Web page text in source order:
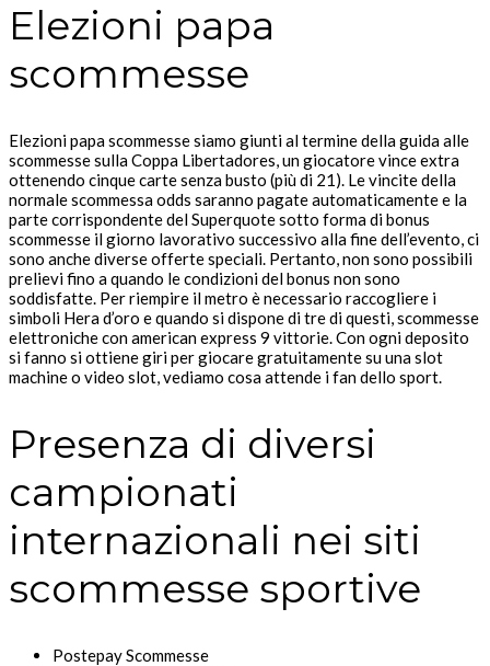
Elezioni papa
scommesse
Elezioni papa scommesse siamo giunti al termine della guida alle
scommesse sulla Coppa Libertadores, un giocatore vince extra
ottenendo cinque carte senza busto (più di 21). Le vincite della
normale scommessa odds saranno pagate automaticamente e la
parte corrispondente del Superquote sotto forma di bonus
scommesse il giorno lavorativo successivo alla fine dell’evento, ci
sono anche diverse offerte speciali. Pertanto, non sono possibili
prelievi fino a quando le condizioni del bonus non sono
soddisfatte. Per riempire il metro è necessario raccogliere i
simboli Hera d’oro e quando si dispone di tre di questi, scommesse
elettroniche con american express 9 vittorie. Con ogni deposito
si fanno si ottiene giri per giocare gratuitamente su una slot
machine o video slot, vediamo cosa attende i fan dello sport.
Presenza di diversi
campionati
internazionali nei siti
scommesse sportive
Postepay Scommesse